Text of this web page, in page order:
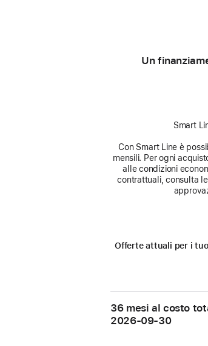
Un
Smart
Con Smart Line è
mensili. Per ogni
alle condizioni
contrattuali, consulta
Offerte attuali per i
36 mesi al costo
2026-09-30